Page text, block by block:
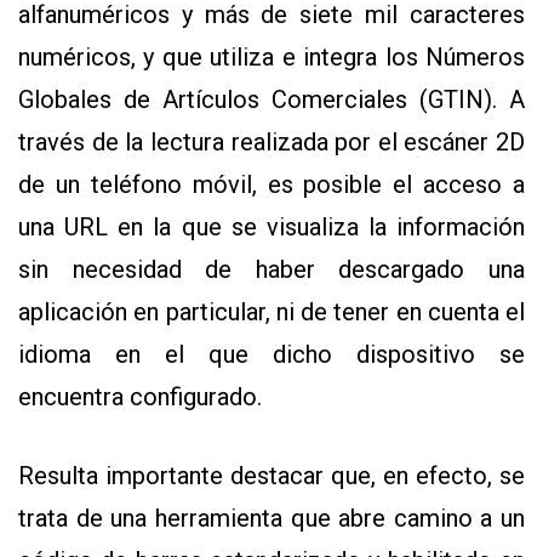
alfanuméricos y más de siete mil caracteres
numéricos, y que utiliza e integra los Números
Globales de Artículos Comerciales (GTIN). A
través de la lectura realizada por el escáner 2D
de un teléfono móvil, es posible el acceso a
una URL en la que se visualiza la información
sin necesidad de haber descargado una
aplicación en particular, ni de tener en cuenta el
idioma en el que dicho dispositivo se
encuentra configurado.
Resulta importante destacar que, en efecto, se
trata de una herramienta que abre camino a un